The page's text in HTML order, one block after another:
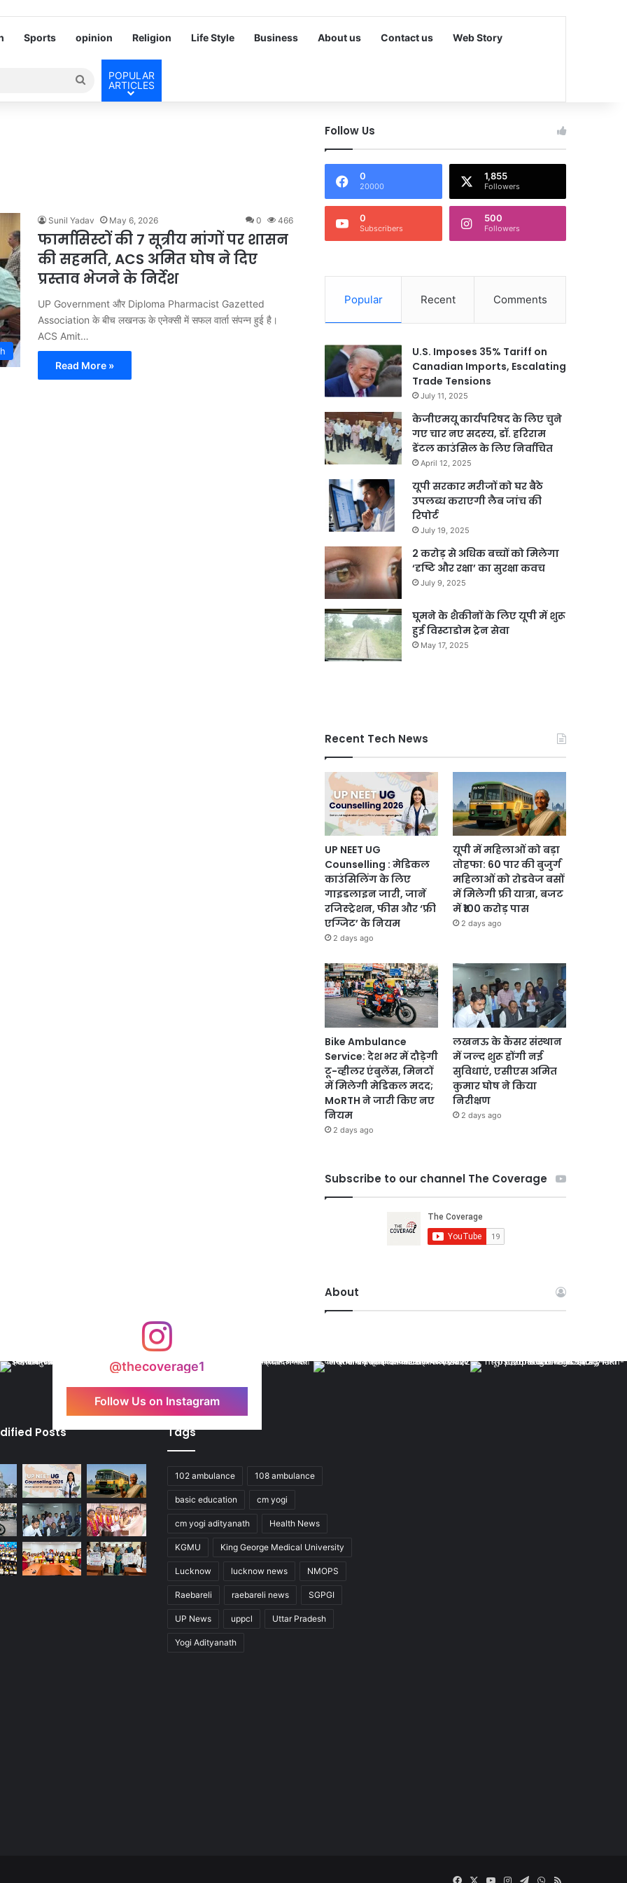
Sports opinion Religion Life Style Business About us Contact us Web Story
Search
for
POPULAR
ARTICLES
Sunil Yadav May 6, 2026 0 466
फार्मासिस्टों की 7 सूत्रीय मांगों पर शासन
की सहमति, ACS अमित घोष ने दिए
प्रस्ताव भेजने के निर्देश
UP Government और Diploma Pharmacist Gazetted
Association के बीच लखनऊ के एनेक्सी में सफल वार्ता संपन्न हुई है।
ACS Amit…
Read More »
Follow Us
0
20000
1,855
Followers
0
Subscribers
500
Followers
Popular Recent Comments
U.S. Imposes 35% Tariff on
Canadian Imports, Escalating
Trade Tensions
July 11, 2025
केजीएमयू कार्यपरिषद के लिए चुने
गए चार नए सदस्‍य, डॉ. हरिराम
डेंटल काउंसिल के लिए निर्वाचित
April 12, 2025
यूपी सरकार मरीजों को घर बैठे
उपलब्ध कराएगी लैब जांच की
रिपोर्ट
July 19, 2025
2 करोड़ से अधिक बच्चों को मिलेगा
‘दृष्टि और रक्षा’ का सुरक्षा कवच
July 9, 2025
घूमने के शैकीनों के लिए यूपी में शुरू
हुई विस्टाडोम ट्रेन सेवा
May 17, 2025
Recent Tech News
UP NEET UG
Counselling : मेडिकल
काउंसिलिंग के लिए
गाइडलाइन जारी, जानें
रजिस्ट्रेशन, फीस और ‘फ्री
एग्जिट’ के नियम
2 days ago
यूपी में महिलाओं को बड़ा
तोहफा: 60 पार की बुजुर्ग
महिलाओं को रोडवेज बसों
में मिलेगी फ्री यात्रा, बजट
में ₹100 करोड़ पास
2 days ago
Bike Ambulance
Service: देश भर में दौड़ेगी
टू-व्हीलर एंबुलेंस, मिनटों
में मिलेगी मेडिकल मदद;
MoRTH ने जारी किए नए
नियम
2 days ago
लखनऊ के कैंसर संस्थान
में जल्द शुरू होंगी नई
सुविधाएं, एसीएस अमित
कुमार घोष ने किया
निरीक्षण
2 days ago
Subscribe to our channel The Coverage
About
@thecoverage1
Follow Us on Instagram
Posts Tags
102 ambulance 108 ambulance
basic education cm yogi
cm yogi adityanath Health News
KGMU King George Medical University
Lucknow lucknow news NMOPS
Raebareli raebareli news SGPGI
UP News uppcl Uttar Pradesh
Yogi Adityanath